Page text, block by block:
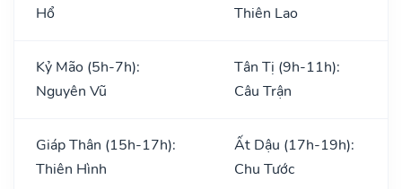
Hổ
Thiên Lao
Kỷ Mão (5h-7h):
Nguyên Vũ
Tân Tị (9h-11h):
Câu Trận
Giáp Thân (15h-17h):
Thiên Hình
Ất Dậu (17h-19h):
Chu Tước